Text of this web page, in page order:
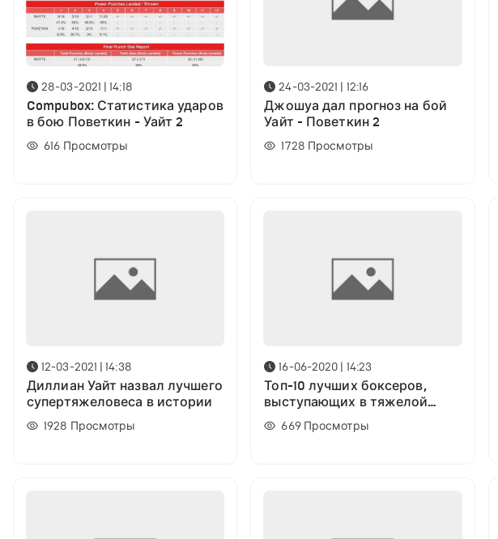
28-03-2021 | 14:18
Compubox: Статистика ударов
в бою Поветкин - Уайт 2
616 Просмотры
24-03-2021 | 12:16
Джошуа дал прогноз на бой
Уайт - Поветкин 2
1728 Просмотры
12-03-2021 | 14:38
Диллиан Уайт назвал лучшего
супертяжеловеса в истории
1928 Просмотры
16-06-2020 | 14:23
Топ-10 лучших боксеров,
выступающих в тяжелой
весовой категории
669 Просмотры